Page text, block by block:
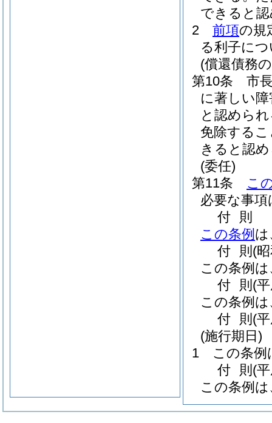
できると
2
前項の規
る利子に
(償還債務
第10条
市
に著しい
と認めら
免除する
きると認
(委任)
第11条
こ
必要な事
付 則
この条例 は
付 則 (
この条例
付 則 (
この条例
付 則 (
(施行期日)
1
この条例
付 則 (
この条例